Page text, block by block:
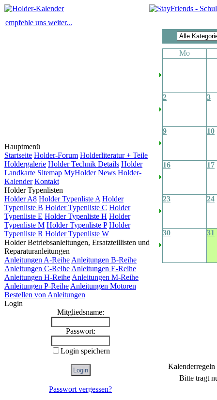
empfehle uns weiter...
Hauptmenü
Startseite Holder-Forum Holderliteratur + Teile
Holdergalerie Holder Technik Details Holder
Landkarte Sitemap MyHolder News Holder-
Kalender Kontakt
Holder Typenlisten
Holder A8 Holder Typenliste A Holder
Typenliste B Holder Typenliste C Holder
Typenliste E Holder Typenliste H Holder
Typenliste M Holder Typenliste P Holder
Typenliste R Holder Typenliste W
Holder Betriebsanleitungen, Ersatzteillisten und
Reparaturanleitungen
Anleitungen A-Reihe Anleitungen B-Reihe
Anleitungen C-Reihe Anleitungen E-Reihe
Anleitungen H-Reihe Anleitungen M-Reihe
Anleitungen P-Reihe Anleitungen Motoren
Bestellen von Anleitungen
Login
Mitgliedsname:
Passwort:
Login speichern
Passwort vergessen?
Mo
2 3
9 10
16 17
23 24
30 31
Kalenderregeln
Bitte tragt